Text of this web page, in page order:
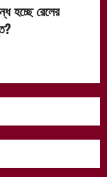
হচ্ছে রেলের